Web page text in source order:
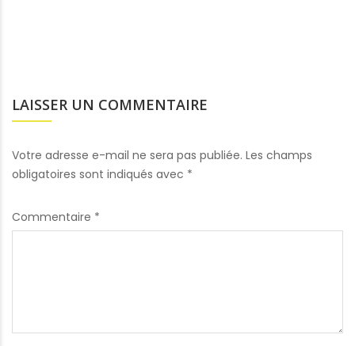
LAISSER UN COMMENTAIRE
Votre adresse e-mail ne sera pas publiée. Les champs
obligatoires sont indiqués avec *
Commentaire *